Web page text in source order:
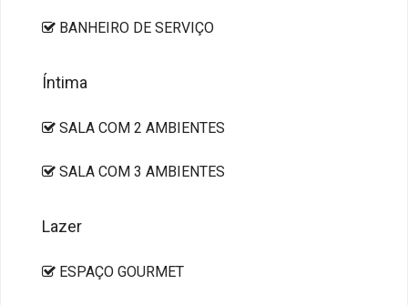
BANHEIRO DE SERVIÇO
Íntima
SALA COM 2 AMBIENTES
SALA COM 3 AMBIENTES
Lazer
ESPAÇO GOURMET